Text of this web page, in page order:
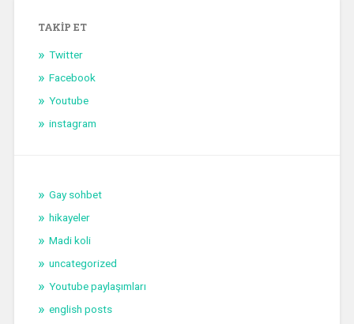
TAKIP ET
Twitter
Facebook
Youtube
instagram
Gay sohbet
hikayeler
Madi koli
uncategorized
Youtube paylaşımları
english posts